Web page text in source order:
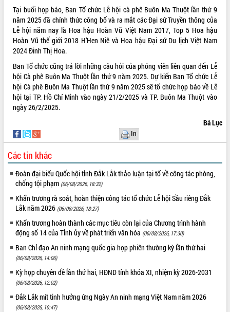
Tại buổi họp báo, Ban Tổ chức Lễ hội cà phê Buôn Ma Thuột lần thứ 9
năm 2025 đã chính thức công bố​ và ra mắt các Đại sứ Truyền thông của
Lễ hội năm nay là Hoa hậu Hoàn Vũ Việt Nam 2017, Top 5 Hoa hậu
Hoàn Vũ thế giới 2018 H’Hen Niê và Hoa hậu Đại sứ Du lịch Việt Nam
2024 Đinh Thị Hoa.
Ban Tổ chức cũng trả lời những câu hỏi của phóng viên liên quan đến Lễ
hội Cà phê Buôn Ma Thuột lần thứ 9 năm 2025. Dự kiến Ban Tổ chức Lễ
hội Cà phê Buôn Ma Thuột lần thứ 9 năm 2025 sẽ tổ chức họp báo về Lễ
hội tại TP. Hồ Chí Minh vào ngày 21/2/2025 và TP. Buôn Ma Thuột vào
ngày 26/2/2025.
Bá Lục
In
Các tin khác
Đoàn đại biểu Quốc hội tỉnh Đắk Lắk thảo luận tại tổ về công tác phòng,
chống tội phạm (06/08/2026, 18:32)
Khẩn trương rà soát, hoàn thiện công tác tổ chức Lễ hội Sầu riêng Đắk
Lắk năm 2026 (06/08/2026, 18:27)
Khẩn trương hoàn thành các mục tiêu còn lại của Chương trình hành
động số 14 của Tỉnh ủy về phát triển văn hóa (06/08/2026, 17:30)
Ban Chỉ đạo An ninh mạng quốc gia họp phiên thường kỳ lần thứ hai
(06/08/2026, 14:06)
Kỳ họp chuyên đề lần thứ hai, HĐND tỉnh khóa XI, nhiệm kỳ 2026-2031
(06/08/2026, 12:02)
Đắk Lắk mít tinh hưởng ứng Ngày An ninh mạng Việt Nam năm 2026
(06/08/2026, 10:47)